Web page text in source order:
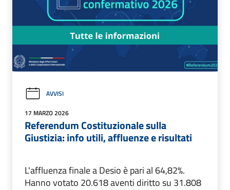
AVVISI
17 MARZO 2026
Referendum Costituzionale sulla
Giustizia: info utili, affluenze e risultati
L'affluenza finale a Desio è pari al 64,82%.
Hanno votato 20.618 aventi diritto su 31.808